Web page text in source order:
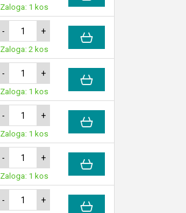
Zaloga: 1 kos
- +
Zaloga: 2 kos
- +
Zaloga: 1 kos
- +
Zaloga: 1 kos
- +
Zaloga: 1 kos
- +